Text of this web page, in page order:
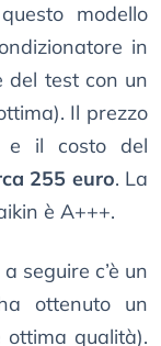
modello
in
del test con un
Il prezzo
e il costo del
255 euro. La
è A+++.
a seguire c’è un
ottenuto un
qualità).